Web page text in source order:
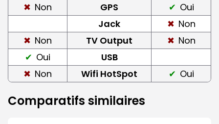
Non
GPS
Oui
Jack
Non
Non
TV Output
Non
Oui
USB
Non
Wifi HotSpot Oui
Comparatifs similaires